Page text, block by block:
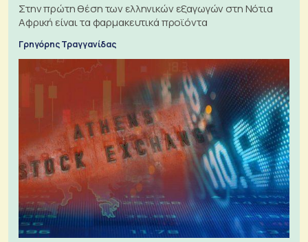
Στην πρώτη θέση των ελληνικών εξαγωγών στη Νότια
Αφρική είναι τα φαρμακευτικά προϊόντα
Γρηγόρης Τραγγανίδας